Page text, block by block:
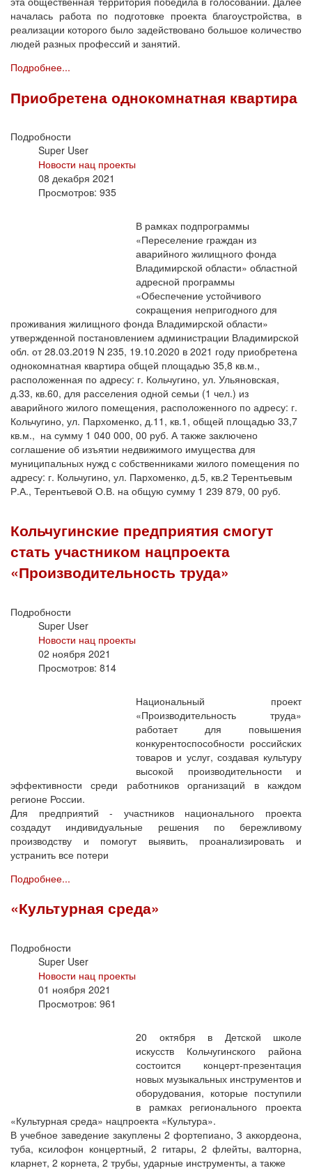
началась работа по подготовке проекта благоустройства, в
реализации которого было задействовано большое количество
людей разных профессий и занятий.
Подробнее...
Приобретена однокомнатная квартира
Подробности
Super User
Новости нац проекты
08 декабря 2021
Просмотров: 935
В рамках подпрограммы
«Переселение граждан из
аварийного жилищного фонда
Владимирской области» областной
адресной программы
«Обеспечение устойчивого
сокращения непригодного для
проживания жилищного фонда Владимирской области»
утвержденной постановлением администрации Владимирской
обл. от 28.03.2019 N 235, 19.10.2020 в 2021 году приобретена
однокомнатная квартира общей площадью 35,8 кв.м.,
расположенная по адресу: г. Кольчугино, ул. Ульяновская,
д.33, кв.60, для расселения одной семьи (1 чел.) из
аварийного жилого помещения, расположенного по адресу: г.
Кольчугино, ул. Пархоменко, д.11, кв.1, общей площадью 33,7
кв.м., на сумму 1 040 000, 00 руб. А также заключено
соглашение об изъятии недвижимого имущества для
муниципальных нужд с собственниками жилого помещения по
адресу: г. Кольчугино, ул. Пархоменко, д.5, кв.2 Терентьевым
Р.А., Терентьевой О.В. на общую сумму 1 239 879, 00 руб.
Кольчугинские предприятия смогут
стать участником нацпроекта
«Производительность труда»
Подробности
Super User
Новости нац проекты
02 ноября 2021
Просмотров: 814
Национальный проект
«Производительность труда»
работает для повышения
конкурентоспособности российских
товаров и услуг, создавая культуру
высокой производительности и
эффективности среди работников организаций в каждом
регионе России.
Для предприятий - участников национального проекта
создадут индивидуальные решения по бережливому
производству и помогут выявить, проанализировать и
устранить все потери
Подробнее...
«Культурная среда»
Подробности
Super User
Новости нац проекты
01 ноября 2021
Просмотров: 961
20 октября в Детской школе
искусств Кольчугинского района
состоится концерт-презентация
новых музыкальных инструментов и
оборудования, которые поступили
в рамках регионального проекта
«Культурная среда» нацпроекта «Культура».
В учебное заведение закуплены 2 фортепиано, 3 аккордеона,
туба, ксилофон концертный, 2 гитары, 2 флейты, валторна,
кларнет, 2 корнета, 2 трубы, ударные инструменты, а также